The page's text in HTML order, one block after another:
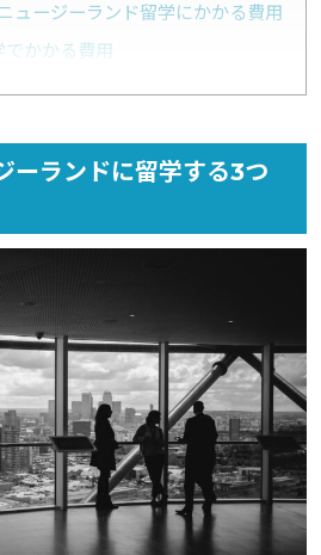
ュージーランド留学にかかる費用
かかる費用
かる費用
用を賢く抑えるコツ
ど、日々の生活費を見直す
期を狙い、地方都市を選ぶ
ながら学ぶ
できる奨学金を活用する
ージーランドがおすすめな4つの
な国民性で、初めての海外でも安
、落ち着いた環境で学べる
力がコンパクトに詰まっている
ーランドに留学する3つ